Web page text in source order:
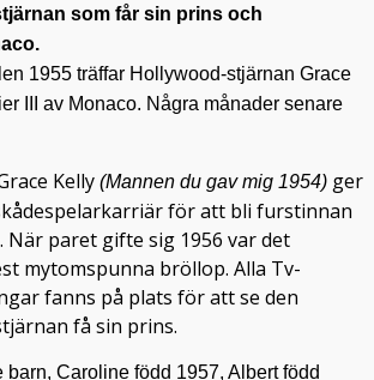
som får sin prins och
1955 träffar Hollywood-stjärnan Grace
III av Monaco. Några månader senare
Kelly (Mannen du gav mig 1954) ger
för att bli furstinnan
När paret gifte sig 1956 var det
mytomspunna bröllop. Alla Tv-
fanns på plats för att se den
få sin prins.
barn, Caroline född 1957, Albert född